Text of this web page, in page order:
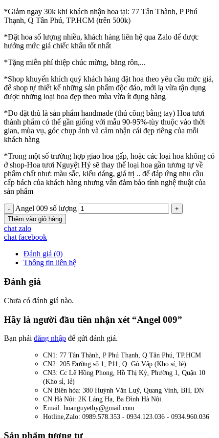
*Giảm ngay 30k khi khách nhận hoa tại: 77 Tân Thành, P Phú
Thạnh, Q Tân Phú, TP.HCM (trên 500k)
*Đặt hoa số lượng nhiều, khách hàng liên hệ qua Zalo để được
hưởng mức giá chiếc khấu tốt nhất
*Tặng miễn phí thiệp chúc mừng, băng rôn,...
*Shop khuyến khích quý khách hàng đặt hoa theo yêu cầu mức giá,
để shop tự thiết kế những sản phẩm độc đáo, mới lạ vừa tận dụng
được những loại hoa đẹp theo mùa vừa ít đụng hàng
*Do đặt thù là sản phẩm handmade (thủ công bằng tay) Hoa tươi
thành phẩm có thể gần giống với mẫu 90-95%-tùy thuộc vào thời
gian, mùa vụ, góc chụp ảnh và cảm nhận cái đẹp riêng của mỗi
khách hàng
*Trong một số trường hợp giao hoa gấp, hoặc các loại hoa không có
ở shop-Hoa tươi Nguyệt Hỷ sẽ thay thế loại hoa gần tương tự về
phẩm chất như: màu sắc, kiểu dáng, giá trị .. để đáp ứng nhu cầu
cấp bách của khách hàng nhưng vẫn đảm bảo tính nghệ thuật của
sản phẩm
Angel 009 số lượng
Thêm vào giỏ hàng
chat zalo
chat facebook
Đánh giá (0)
Thông tin liên hệ
Đánh giá
Chưa có đánh giá nào.
Hãy là người đầu tiên nhận xét “Angel 009”
Bạn phải đăng nhập để gửi đánh giá.
CN1: 77 Tân Thành, P Phú Thạnh, Q Tân Phú, TP.HCM
CN2: 205 Đường số 1, P11, Q. Gò Vấp (Kho sỉ, lẻ)
CN3: Cc Lê Hồng Phong, Hồ Thị Kỷ, Phường 1, Quận 10
(Kho sỉ, lẻ)
CN Biên hòa: 380 Huỳnh Văn Luỹ, Quang Vinh, BH, ĐN
CN Hà Nội: 2K Láng Hạ, Ba Đình Hà Nội.
Email: hoanguyethy@gmail.com
Hotline,Zalo: 0989.578.353 - 0934.123.036 - 0934.960.036
Sản phẩm tương tự